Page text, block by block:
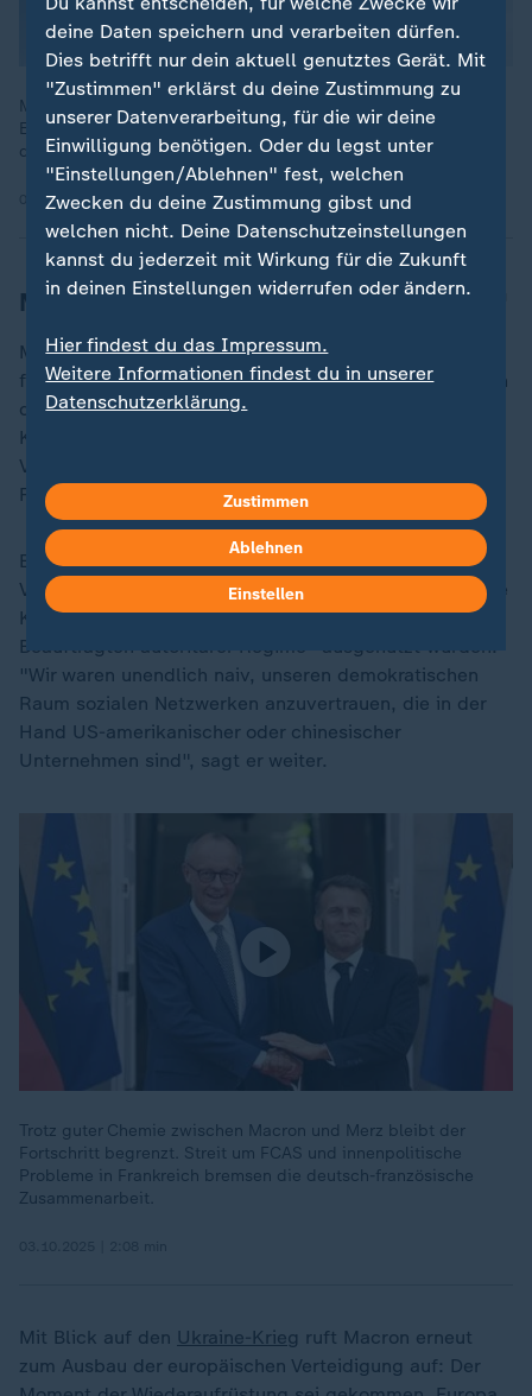
Macron betont in Saarbrücken die deutsch-französische
Einheit. Das Saarland zeigt sich, wie die Zusammenarbeit bei
der Gesundheitsversorgung Patienten ganz konkret hilft.
03.10.2025 | 1:23 min
Macron: "Wir werden zusammenstehen"
Macron scheint mit Merz in vielem auf einer Linie. Der
französische Präsident schlägt einen weiten Bogen von
der deutsch-französischen Aussöhnung über die
Kapitalmarktunion der EU und die
Verteidigungsanstrengungen bis zum Kampf gegen
Falschinformationen.
Er warnt: "Es geschieht etwas in unseren Ländern, ein
Verfall unserer Demokratien." Macron bekräftigte seine
Kritik an den Onlinenetzwerken, die von "Propaganda-
Beauftragten autoritärer Regime" ausgenutzt würden.
"Wir waren unendlich naiv, unseren demokratischen
Raum sozialen Netzwerken anzuvertrauen, die in der
Hand US-amerikanischer oder chinesischer
Unternehmen sind", sagt er weiter.
Trotz guter Chemie zwischen Macron und Merz bleibt der
Fortschritt begrenzt. Streit um FCAS und innenpolitische
Probleme in Frankreich bremsen die deutsch-französische
Zusammenarbeit.
Mit Blick auf den Ukraine-Krieg ruft Macron erneut
zum Ausbau der europäischen Verteidigung auf: Der
deine Daten speichern und verarbeiten dürfen.
Dies betrifft nur dein aktuell genutztes Gerät. Mit
"Zustimmen" erklärst du deine Zustimmung zu
unserer Datenverarbeitung, für die wir deine
Einwilligung benötigen. Oder du legst unter
"Einstellungen/Ablehnen" fest, welchen
Zwecken du deine Zustimmung gibst und
welchen nicht. Deine Datenschutzeinstellungen
kannst du jederzeit mit Wirkung für die Zukunft
in deinen Einstellungen widerrufen oder ändern.
Hier findest du das Impressum.
Weitere Informationen findest du in unserer
Datenschutzerklärung.
Zustimmen
Ablehnen
Einstellen